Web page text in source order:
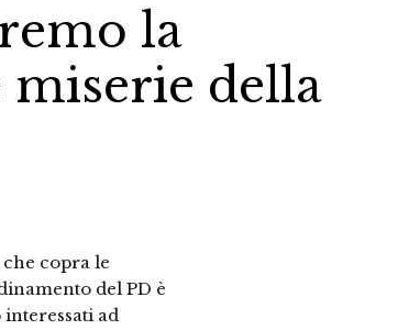
la
miserie della
copra le
del PD è
ad